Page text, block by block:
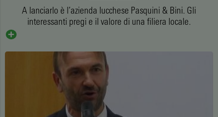
A lanciarlo è l’azienda lucchese Pasquini & Bini. Gli
interessanti pregi e il valore di una filiera locale.